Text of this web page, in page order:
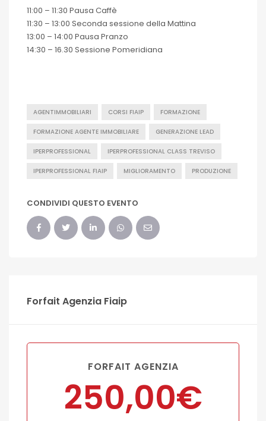
11:00 – 11:30 Pausa Caffè
11:30 – 13:00 Seconda sessione della Mattina
13:00 – 14:00 Pausa Pranzo
14:30 – 16.30 Sessione Pomeridiana
AGENTIMMOBILIARI CORSI FIAIP FORMAZIONE
FORMAZIONE AGENTE IMMOBILIARE GENERAZIONE LEAD
IPERPROFESSIONAL IPERPROFESSIONAL CLASS TREVISO
IPERPROFESSIONAL FIAIP MIGLIORAMENTO PRODUZIONE
CONDIVIDI QUESTO EVENTO
Forfait Agenzia Fiaip
FORFAIT AGENZIA
250,00€